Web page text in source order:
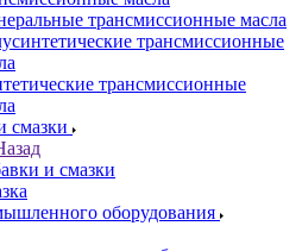
трансмиссионные масла
трансмиссионные
трансмиссионные
смазки
и смазки
оборудования